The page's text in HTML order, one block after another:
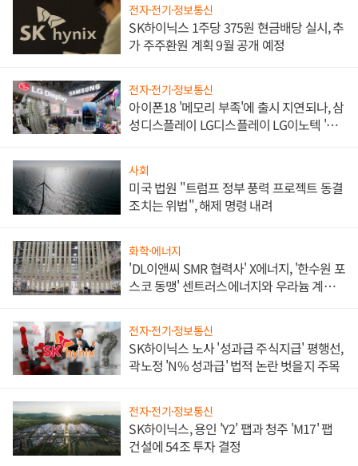
전자·전기·정보통신
SK하이닉스 1주당 375원 현금배당 실시, 추
가 주주환원 계획 9월 공개 예정
전자·전기·정보통신
아이폰18 '메모리 부족'에 출시 지연되나, 삼
성디스플레이 LG디스플레이 LG이노텍 '탈
사회
미국 법원 "트럼프 정부 풍력 프로젝트 동결
조치는 위법", 해제 명령 내려
화학·에너지
'DL이앤씨 SMR 협력사' X에너지, '한수원 포
스코 동맹' 센트러스에너지와 우라늄 계약
전자·전기·정보통신
SK하이닉스 노사 '성과급 주식지급' 평행선,
곽노정 'N% 성과급' 법적 논란 벗을지 주목
전자·전기·정보통신
SK하이닉스, 용인 'Y2' 팹과 청주 'M17' 팹
건설에 54조 투자 결정